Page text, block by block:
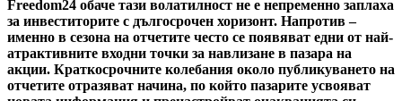
Freedom24 обаче тази волатилност не е непременно заплаха
за инвеститорите с дългосрочен хоризонт. Напротив –
именно в сезона на отчетите често се появяват едни от най-
атрактивните входни точки за навлизане в пазара на
акции. Краткосрочните колебания около публикуването на
отчетите отразяват начина, по който пазарите усвояват